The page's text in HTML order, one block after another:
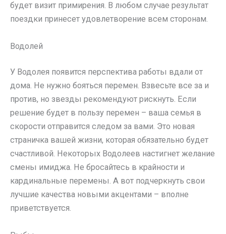
будет визит примирения. В любом случае результат
поездки принесет удовлетворение всем сторонам.
Водолей
У Водолея появится перспектива работы вдали от
дома. Не нужно бояться перемен. Взвесьте все за и
против, но звезды рекомендуют рискнуть. Если
решение будет в пользу перемен – ваша семья в
скорости отправится следом за вами. Это новая
страничка вашей жизни, которая обязательно будет
счастливой. Некоторых Водолеев настигнет желание
смены имиджа. Не бросайтесь в крайности и
кардинальные перемены. А вот подчеркнуть свои
лучшие качества новыми акцентами – вполне
приветствуется.